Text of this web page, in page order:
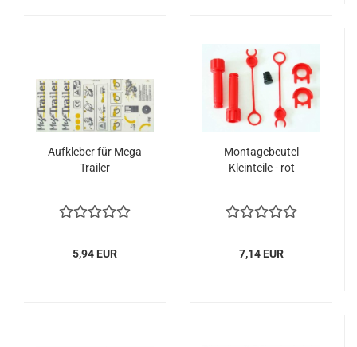
Aufkleber für Mega
Trailer
5,94 EUR
Montagebeutel
Kleinteile - rot
7,14 EUR